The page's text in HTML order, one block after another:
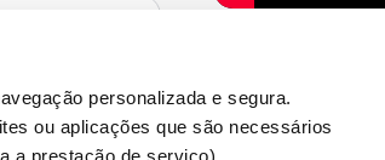
personalizada e segura.
ou aplicações que são necessários